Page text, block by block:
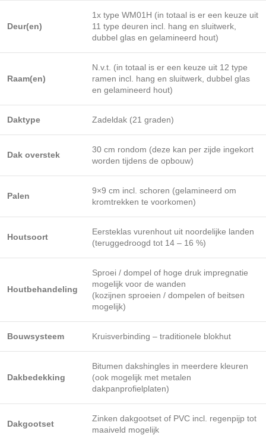
Deur(en)
1x type WM01H (in totaal is er een keuze uit
11 type deuren incl. hang en sluitwerk,
dubbel glas en gelamineerd hout)
Raam(en)
N.v.t. (in totaal is er een keuze uit 12 type
ramen incl. hang en sluitwerk, dubbel glas
en gelamineerd hout)
Daktype Zadeldak (21 graden)
Dak overstek
30 cm rondom (deze kan per zijde ingekort
worden tijdens de opbouw)
Palen
9×9 cm incl. schoren (gelamineerd om
kromtrekken te voorkomen)
Houtsoort
Eersteklas vurenhout uit noordelijke landen
(teruggedroogd tot 14 – 16 %)
Houtbehandeling
Sproei / dompel of hoge druk impregnatie
mogelijk voor de wanden
(kozijnen sproeien / dompelen of beitsen
mogelijk)
Bouwsysteem Kruisverbinding – traditionele blokhut
Dakbedekking
Bitumen dakshingles in meerdere kleuren
(ook mogelijk met metalen
dakpanprofielplaten)
Dakgootset
Zinken dakgootset of PVC incl. regenpijp tot
maaiveld mogelijk